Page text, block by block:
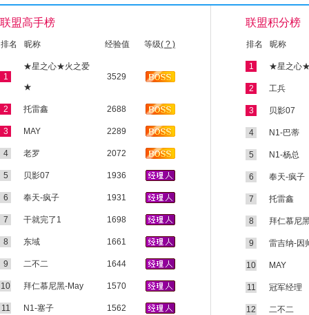
联盟高手榜
排名 昵称 经验值 等级( ? )
1
★星之心★火之爱
★
3529
2 托雷鑫 2688
3 MAY 2289
4 老罗 2072
5 贝影07 1936
6 奉天-疯子 1931
7 干就完了1 1698
8 东域 1661
9 二不二 1644
10 拜仁慕尼黑-May 1570
11 N1-塞子 1562
联盟积分榜
排名 昵称
1 ★星之心
2 工兵
3 贝影07
4 N1-巴蒂
5 N1-杨总
6 奉天-疯子
7 托雷鑫
8 拜仁慕尼
9 雷吉纳-因
10 MAY
11 冠军经理
12 二不二